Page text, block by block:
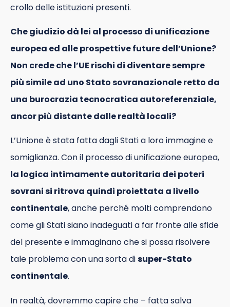
crollo delle istituzioni presenti.
Che giudizio dà lei al processo di unificazione
europea ed alle prospettive future dell’Unione?
Non crede che l’UE rischi di diventare sempre
più simile ad uno Stato sovranazionale retto da
una burocrazia tecnocratica autoreferenziale,
ancor più distante dalle realtà locali?
L’Unione è stata fatta dagli Stati a loro immagine e
somiglianza. Con il processo di unificazione europea,
la logica intimamente autoritaria dei poteri
sovrani si ritrova quindi proiettata a livello
continentale, anche perché molti comprendono
come gli Stati siano inadeguati a far fronte alle sfide
del presente e immaginano che si possa risolvere
tale problema con una sorta disuper-Stato
continentale.
In realtà, dovremmo capire che – fatta salva